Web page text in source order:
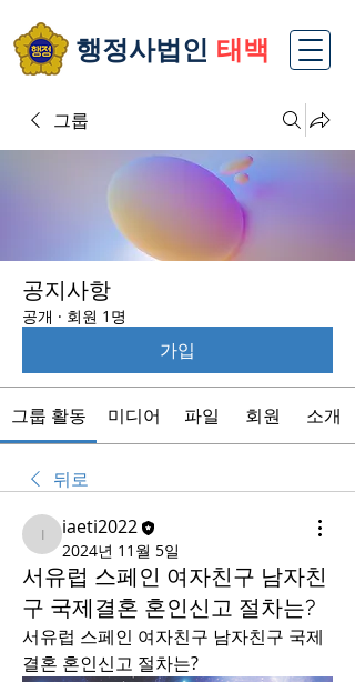
​행정사법인 태백
그룹
공지사항
공개 · 회원 1명
가입
그룹 활동 미디어 파일 회원 소개
뒤로
iaeti2022
iaeti2022
2024년 11월 5일
서유럽 스페인 여자친구 남자친
구 국제결혼 혼인신고 절차는?
서유럽 스페인 여자친구 남자친구 국제
결혼 혼인신고 절차는?